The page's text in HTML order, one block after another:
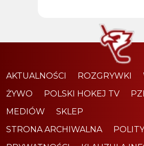
AKTUALNOŚCI ROZGRYWKI
ŻYWO
POLSKI HOKEJ TV
MEDIÓW
SKLEP
STRONA ARCHIWALNA